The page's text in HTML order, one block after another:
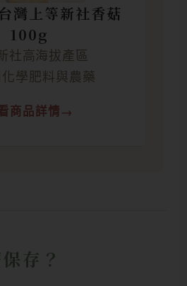
灣上等新社香菇
100g
社高海拔產區
學肥料與農藥
商品詳情
存？